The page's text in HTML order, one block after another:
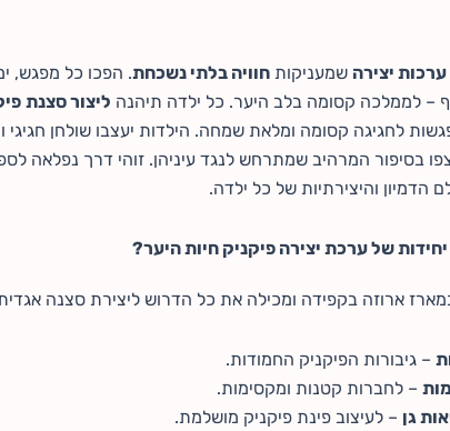
ערכות יצירה שמעניקות חוויה בלתי נשכחת. הפכו כל מפגש,
– לממלכה קסומה בלב היער. כל ילדה תיהנה ליצור סצנת
לחגיגה קסומה ומלאת שמחה. הילדות יעצבו שולחן חגיגי
בסיפור המרהיב שמתרחש לנגד עיניהן. זוהי דרך נפלאה
והיצירתיות של כל ילדה.
ארוזה בקפידה ומכילה את כל הדרוש ליצירת סצנה
– גיבורות הפיקניק החמודות.
– לחברות קטנות ומקסימות.
גן – לעיצוב פינת פיקניק מושלמת.